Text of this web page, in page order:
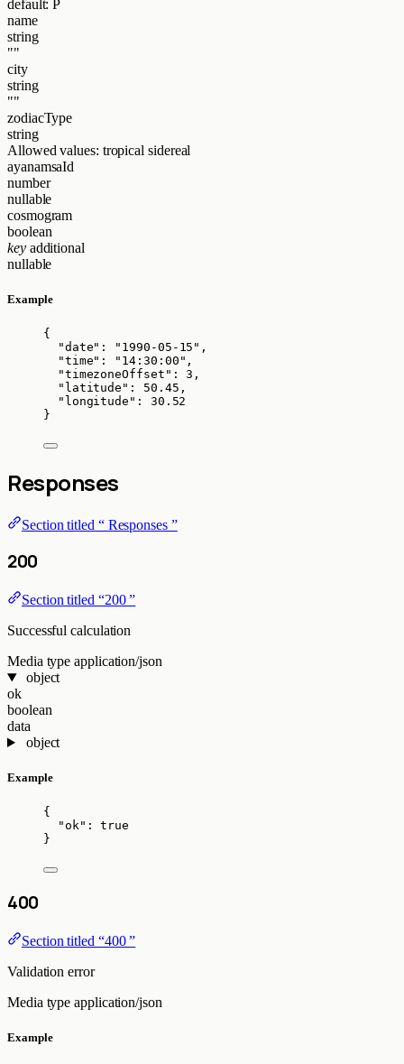
default: P
name
string
""
city
string
""
zodiacType
string
Allowed values: tropicalsidereal
ayanamsaId
number
nullable
cosmogram
boolean
key additional
nullable
Example
{
"date" : " 1990-05-15 " ,
"time" : " 14:30:00 " ,
"timezoneOffset" : 3 ,
"latitude" : 50.45 ,
"longitude" : 30.52
}
Responses
Section titled “ Responses ”
200
Section titled “200 ”
Successful calculation
Media type application/json
object
ok
boolean
data
object
Example
{
"ok" : true
}
400
Section titled “400 ”
Validation error
Media type application/json
Example